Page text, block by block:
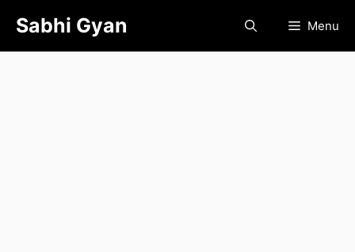
content
Sabhi Gyan Menu